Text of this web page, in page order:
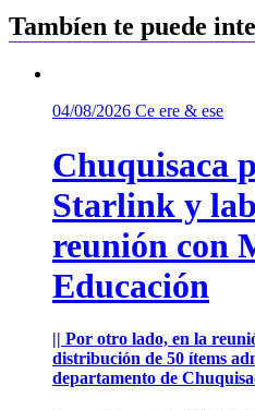
Tambíen te puede
04/08/2026 Ce ere & ese
Chuquisaca
Starlink y
reunión con
Educación
|| Por otro lado, en la
distribución de 50 ítems
departamento de